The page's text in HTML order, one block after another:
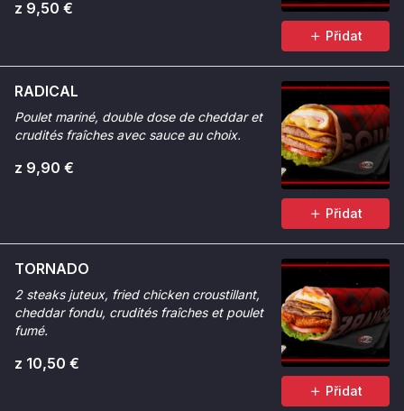
z 9,50 €
Přidat
RADICAL
Poulet mariné, double dose de cheddar et
crudités fraîches avec sauce au choix.
z 9,90 €
Přidat
TORNADO
2 steaks juteux, fried chicken croustillant,
cheddar fondu, crudités fraîches et poulet
fumé.
z 10,50 €
Přidat